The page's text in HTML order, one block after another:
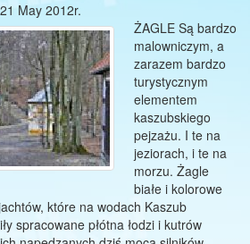
21 May 2012r.
ŻAGLE Są bardzo
malowniczym, a
zarazem bardzo
turystycznym
elementem
kaszubskiego
pejzażu. I te na
jeziorach, i te na
morzu. Żagle
białe i kolorowe
które na wodach Kaszub
spracowane płótna łodzi i kutrów